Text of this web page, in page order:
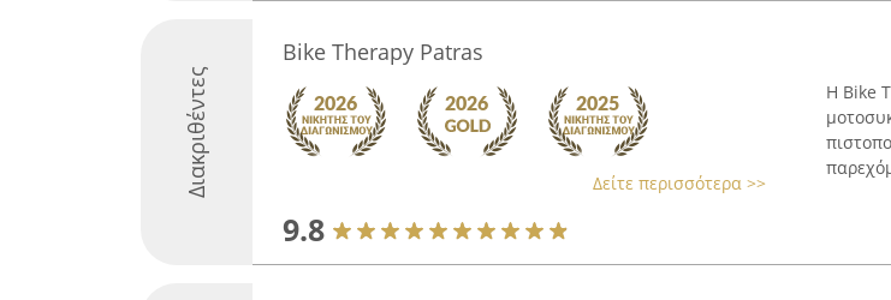
Διακριθέντες
Bike Therapy Patras
Δείτε περισσότερα >>
9.8
Η Bike